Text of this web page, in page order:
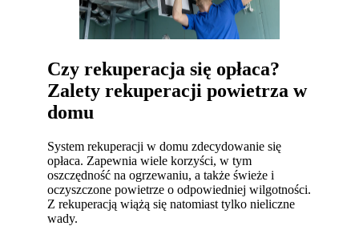
Czy rekuperacja się opłaca?
Zalety rekuperacji powietrza w
domu
System rekuperacji w domu zdecydowanie się
opłaca. Zapewnia wiele korzyści, w tym
oszczędność na ogrzewaniu, a także świeże i
oczyszczone powietrze o odpowiedniej wilgotności.
Z rekuperacją wiążą się natomiast tylko nieliczne
wady.